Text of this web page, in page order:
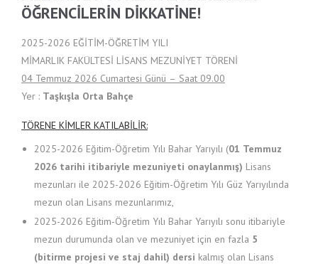
ÖĞRENCİLERİN DİKKATİNE!
2025-2026 EĞİTİM-ÖĞRETİM YILI
MİMARLIK FAKÜLTESİ LİSANS MEZUNİYET TÖRENİ
04 Temmuz 2026 Cumartesi Günü – Saat 09.00
Yer : Taşkışla Orta Bahçe
TÖRENE KİMLER KATILABİLİR:
2025-2026 Eğitim-Öğretim Yılı Bahar Yarıyılı (01 Temmuz
2026 tarihi itibariyle mezuniyeti onaylanmış) Lisans
mezunları ile 2025-2026 Eğitim-Öğretim Yılı Güz Yarıyılında
mezun olan Lisans mezunlarımız,
2025-2026 Eğitim-Öğretim Yılı Bahar Yarıyılı sonu itibariyle
mezun durumunda olan ve mezuniyet için en fazla 5
(bitirme projesi ve staj dahil) dersi kalmış olan Lisans